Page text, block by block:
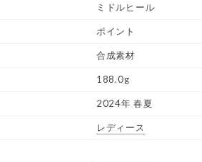
ミドルヒール
ポイント
合成素材
188.0g
2024年 春夏
レディース